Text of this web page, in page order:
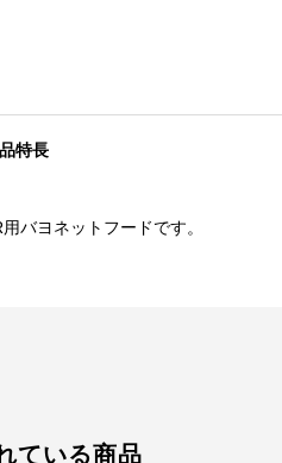
特長
バヨネットフードです。
ている商品